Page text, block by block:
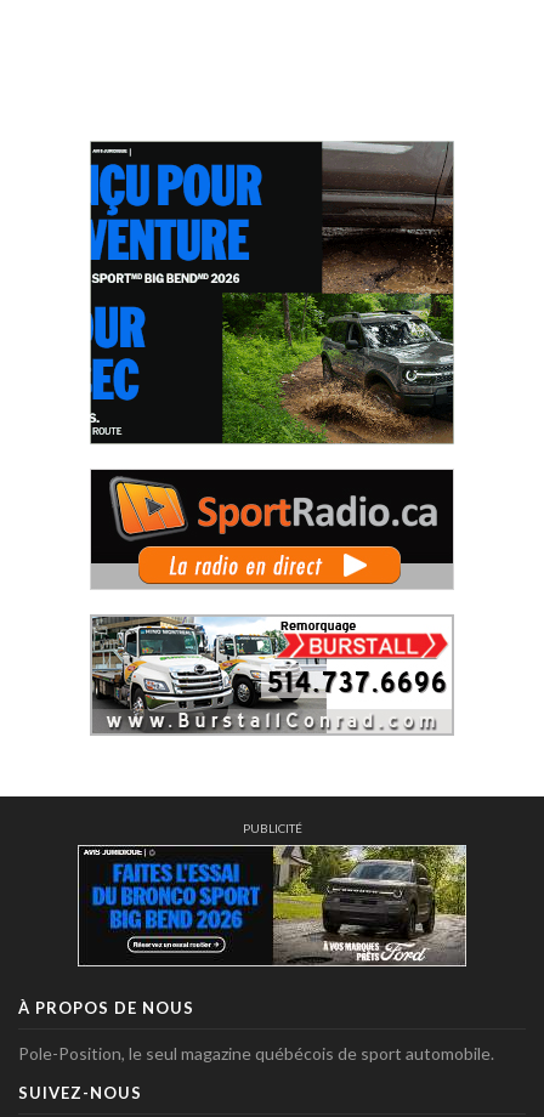
PUBLICITÉ
À PROPOS DE NOUS
Pole-Position, le seul magazine québécois de sport automobile.
SUIVEZ-NOUS